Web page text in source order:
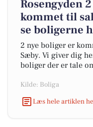
Rosengyden
kommet til
se boligerne
2 nye boliger er
Sæby. Vi giver dig
boliger der er tale
Kilde: Boliga
Læs hele artiklen